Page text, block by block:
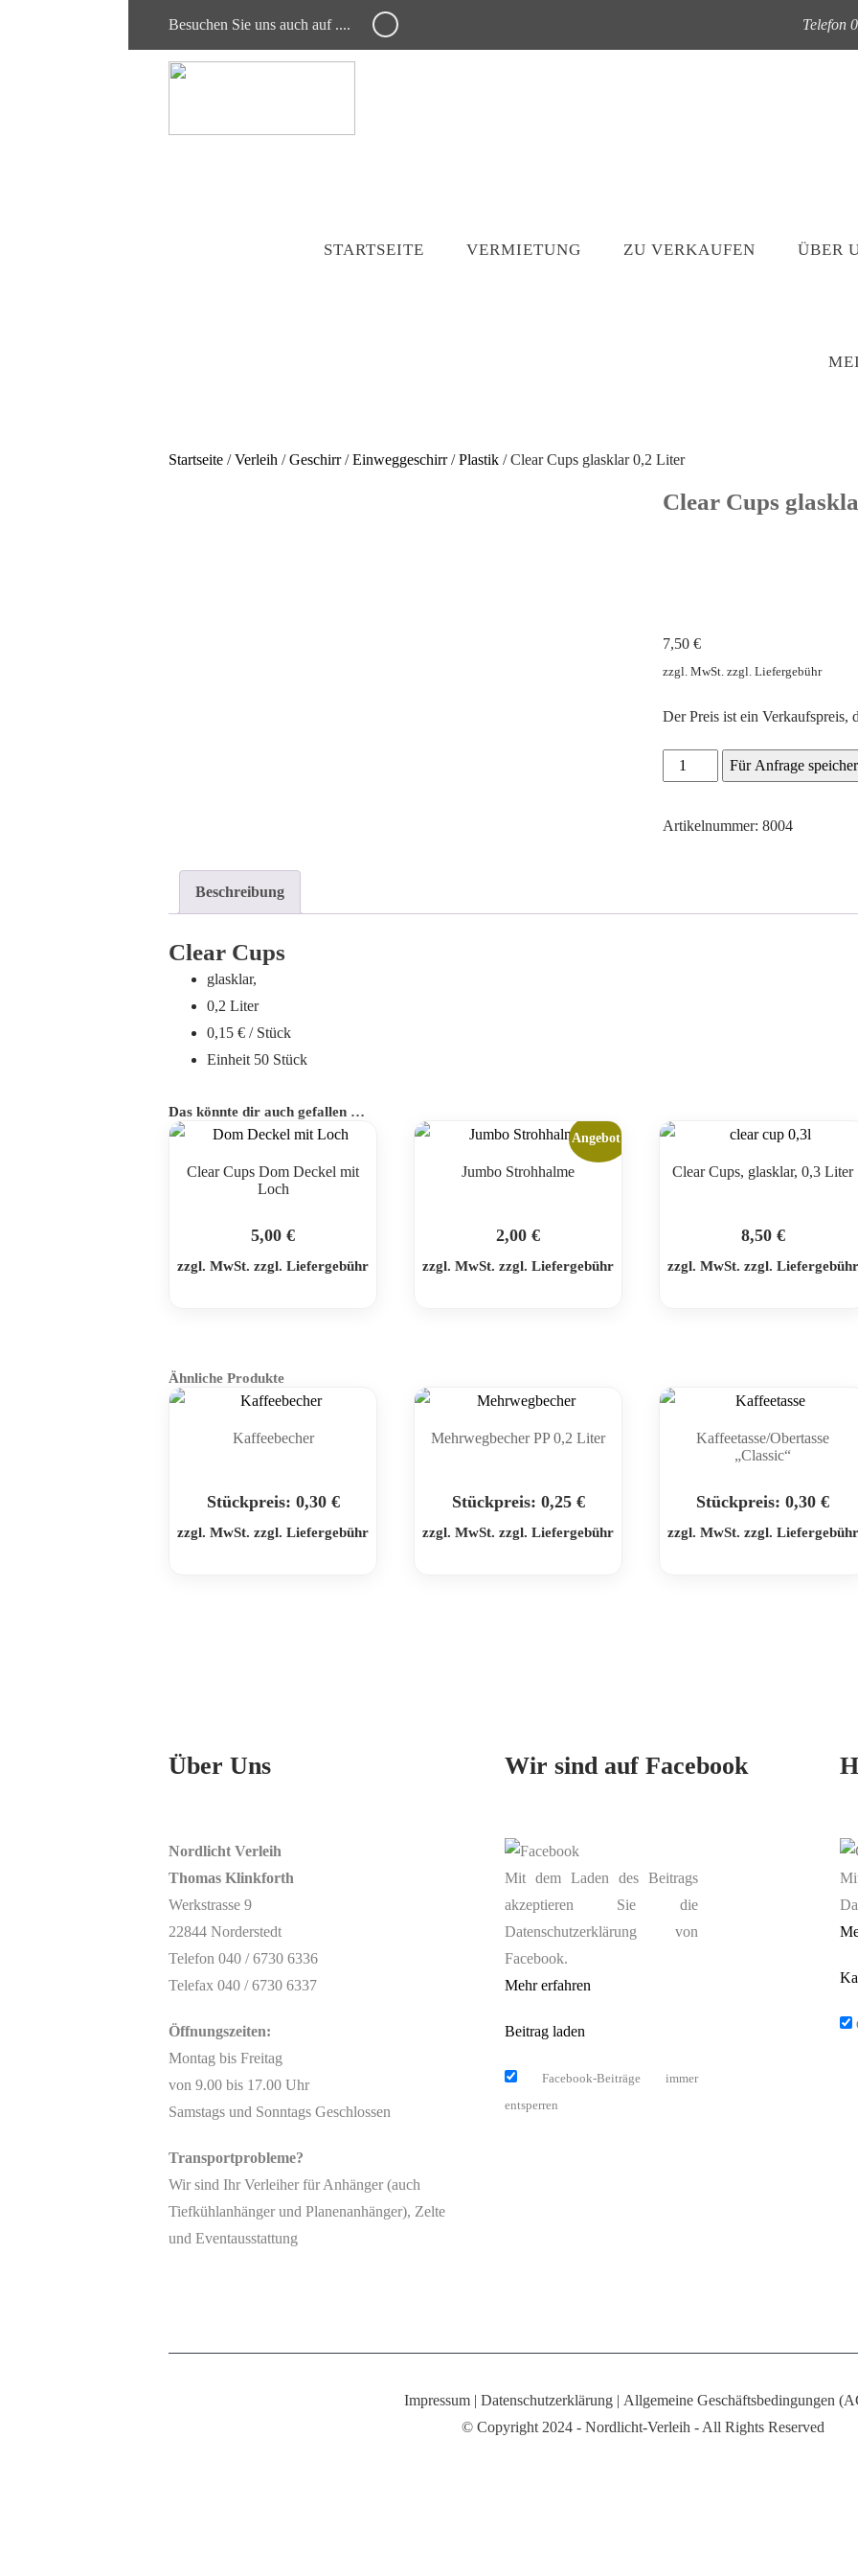
Besuchen Sie uns auch auf .... Telefon
STARTSEITE VERMIETUNG ZU VERKAUFEN ÜBER
Startseite /Verleih /Geschirr/Einweggeschirr/Plastik / Clear Cups glasklar 0,2 Liter
Clear Cups
7,50 €
zzgl. MwSt. zzgl. Liefergebühr
Der Preis ist ein Verkaufspreis,
Clear
Für Anfrage
Artikelnummer: 8004
Beschreibung
Clear Cups
glasklar,
0,2 Liter
0,15 € / Stück
Einheit 50 Stück
Das könnte dir auch gefallen …
Clear Cups Dom Deckel mit
Loch
5,00€
zzgl. MwSt. zzgl. Liefergebühr
Angebot!
Jumbo Strohhalme
2,00€
zzgl. MwSt. zzgl. Liefergebühr
Clear Cups, glasklar, 0,3 Liter
8,50 €
zzgl. MwSt. zzgl. Liefergebühr
Ähnliche Produkte
Kaffeebecher
Stückpreis: 0,30 €
zzgl. MwSt. zzgl. Liefergebühr
Mehrwegbecher PP 0,2 Liter
Stückpreis: 0,25 €
zzgl. MwSt. zzgl. Liefergebühr
Kaffeetasse/Obertasse
„Classic“
Stückpreis:0,30€
zzgl. MwSt. zzgl. Liefergebühr
Über Uns
Nordlicht Verleih
Thomas Klinkforth
Werkstrasse 9
22844 Norderstedt
Telefon 040 / 6730 6336
Telefax 040 / 6730 6337
Öffnungszeiten:
Montag bis Freitag
von 9.00 bis 17.00 Uhr
Samstags und Sonntags Geschlossen
Transportprobleme?
Wir sind Ihr Verleiher für Anhänger (auch
Tiefkühlanhänger und Planenanhänger), Zelte
und Eventausstattung
Wir sind auf Facebook
Mit dem Laden des Beitrags
akzeptieren Sie die
Datenschutzerklärung von
Facebook.
Mehr erfahren
Beitrag laden
Facebook-Beiträge immer
entsperren
Impressum |Datenschutzerklärung | Allgemeine Geschäftsbedingungen
© Copyright 2024 - Nordlicht-Verleih - All Rights Reserved